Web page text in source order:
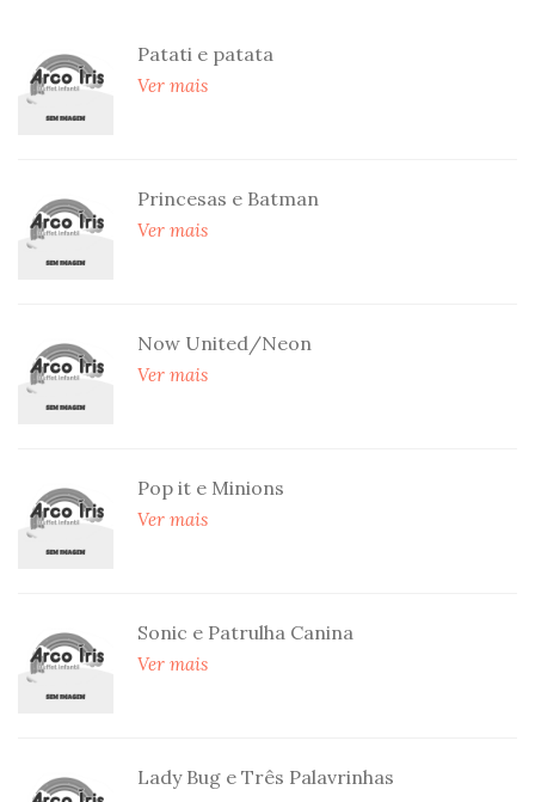
Patati e patata
Ver mais
Princesas e Batman
Ver mais
Now United/Neon
Ver mais
Pop it e Minions
Ver mais
Sonic e Patrulha Canina
Ver mais
Lady Bug e Três Palavrinhas